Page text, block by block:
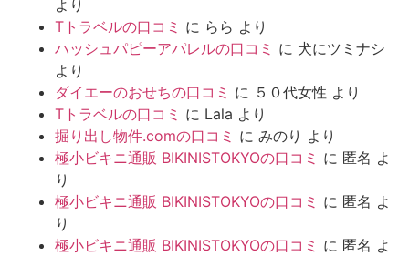
より
Tトラベルの口コミ に らら より
ハッシュパピーアパレルの口コミ に 犬にツミナシ
より
ダイエーのおせちの口コミ に ５０代女性 より
Tトラベルの口コミ に Lala より
掘り出し物件.comの口コミ に みのり より
極小ビキニ通販 BIKINISTOKYOの口コミ に 匿名 よ
り
極小ビキニ通販 BIKINISTOKYOの口コミ に 匿名 よ
り
極小ビキニ通販 BIKINISTOKYOの口コミ に 匿名 よ